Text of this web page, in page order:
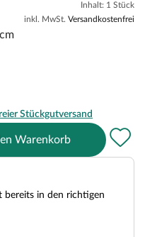
Inhalt: 1 Stück
inkl. MwSt. Versandkostenfrei
Stückgutversand
Warenkorb
bereits in den richtigen